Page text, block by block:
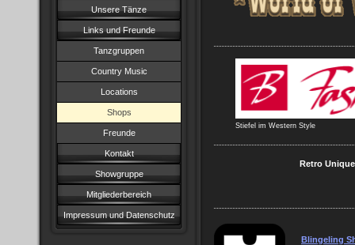
Unsere Tänze
Links und Freunde
Tanzgruppen
Country Music
Locations
Shops
Freunde
Kontakt
Showgruppe
Mitgliederbereich
Impressum und Datenschutz
Stiefel im Western Style
Retro
Blingeling